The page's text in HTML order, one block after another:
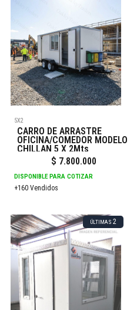
5X2
CARRO DE ARRASTRE
OFICINA/COMEDOR MODELO
CHILLAN 5 X 2Mts
$ 7.800.000
DISPONIBLE PARA COTIZAR
+160 Vendidos
ÚLTIMAS 2